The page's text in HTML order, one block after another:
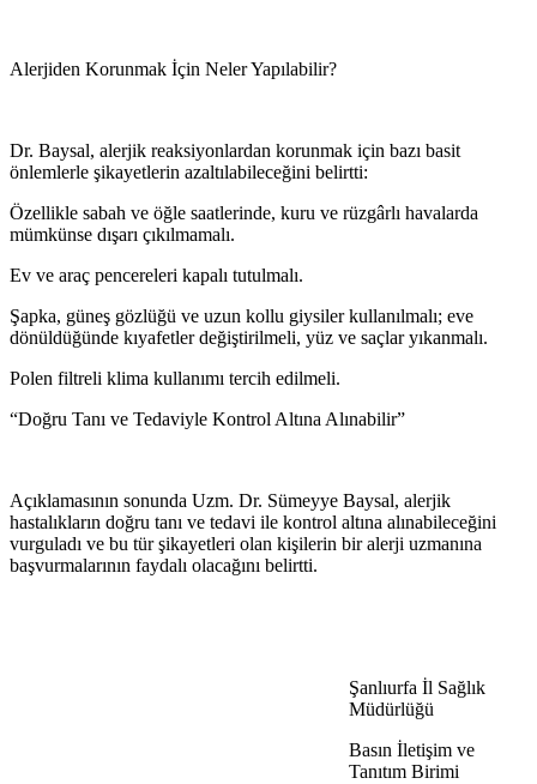
Alerjiden Korunmak İçin Neler Yapılabilir?
Dr. Baysal, alerjik reaksiyonlardan korunmak için bazı basit
önlemlerle şikayetlerin azaltılabileceğini belirtti:
Özellikle sabah ve öğle saatlerinde, kuru ve rüzgârlı havalarda
mümkünse dışarı çıkılmamalı.
Ev ve araç pencereleri kapalı tutulmalı.
Şapka, güneş gözlüğü ve uzun kollu giysiler kullanılmalı; eve
dönüldüğünde kıyafetler değiştirilmeli, yüz ve saçlar yıkanmalı.
Polen filtreli klima kullanımı tercih edilmeli.
“Doğru Tanı ve Tedaviyle Kontrol Altına Alınabilir”
Açıklamasının sonunda Uzm. Dr. Sümeyye Baysal, alerjik
hastalıkların doğru tanı ve tedavi ile kontrol altına alınabileceğini
vurguladı ve bu tür şikayetleri olan kişilerin bir alerji uzmanına
başvurmalarının faydalı olacağını belirtti.
Şanlıurfa İl Sağlık
Müdürlüğü
Basın İletişim ve
Tanıtım Birimi